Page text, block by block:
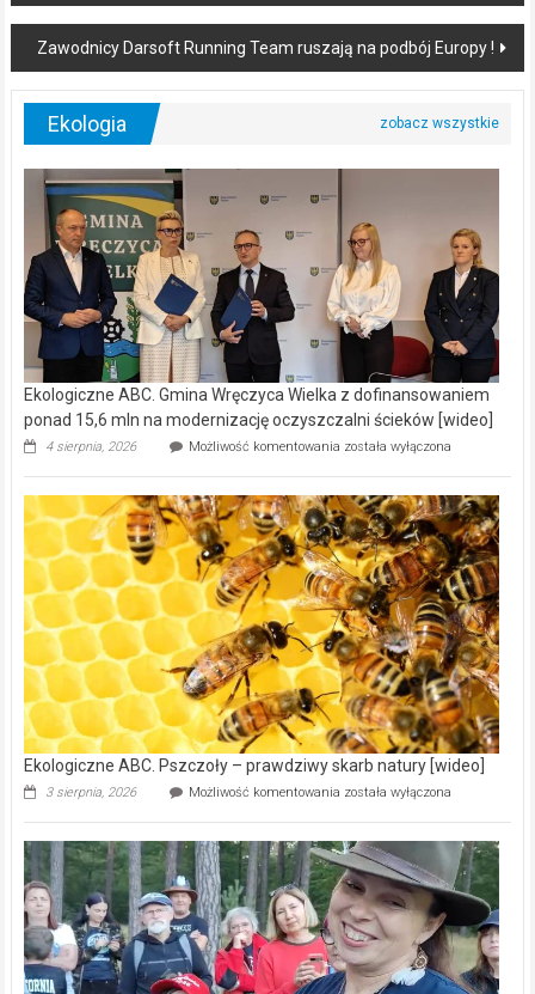
navigation
Zawodnicy Darsoft Running Team ruszają na podbój Europy !
Ekologia
Ekologiczne ABC. Gmina Wręczyca Wielka z dofinansowaniem
ponad 15,6 mln na modernizację oczyszczalni ścieków [wideo]
4 sierpnia, 2026 Możliwość komentowania Ekologiczne
Wręczyca
Wielka
z
dofinansowaniem
ponad
15,6
mln
na
modernizację
oczyszczalni
ścieków
[wideo]
została wyłączona
Ekologiczne ABC. Pszczoły – prawdziwy skarb natury [wideo]
3 sierpnia, 2026 Możliwość komentowania Ekologiczne
–
prawdziwy
skarb
natury
[wideo]
została wyłączona